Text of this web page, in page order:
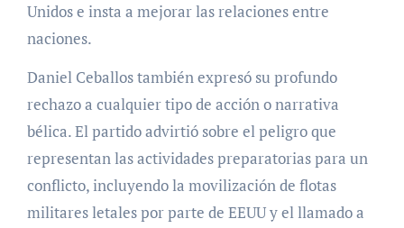
Unidos e insta a mejorar las relaciones entre
naciones.
Daniel Ceballos también expresó su profundo
rechazo a cualquier tipo de acción o narrativa
bélica. El partido advirtió sobre el peligro que
representan las actividades preparatorias para un
conflicto, incluyendo la movilización de flotas
militares letales por parte de EEUU y el llamado a